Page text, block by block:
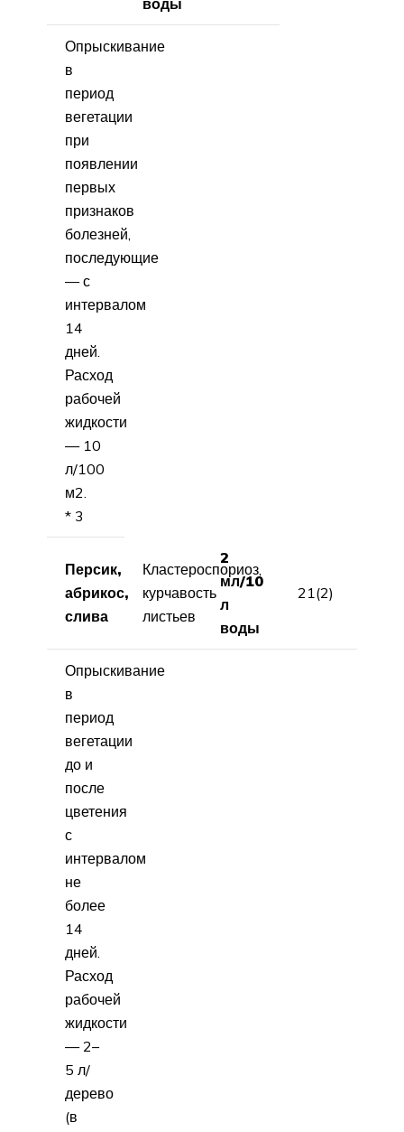
Опрыскивание
в
период
вегетации
при
появлении
первых
признаков
болезней,
последующие
— с
интервалом
14
дней.
Расход
рабочей
жидкости
— 10
л/100
м2.
* 3
Персик,
абрикос,
слива
Кластероспориоз,
курчавость
листьев
2
мл/10
л
воды
21(2)
Опрыскивание
в
период
вегетации
до и
после
цветения
с
интервалом
не
более
14
дней.
Расход
рабочей
жидкости
— 2–
5 л/
дерево
(в